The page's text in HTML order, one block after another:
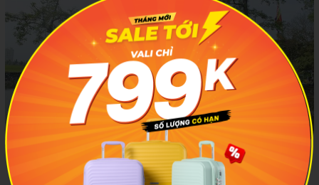
Hồ nước trong xanh bao quanh đền Đậu An. Ảnh minh họa:
Trang Thông tin điện tử tổng hợp Đối ngoại Hưng Yên